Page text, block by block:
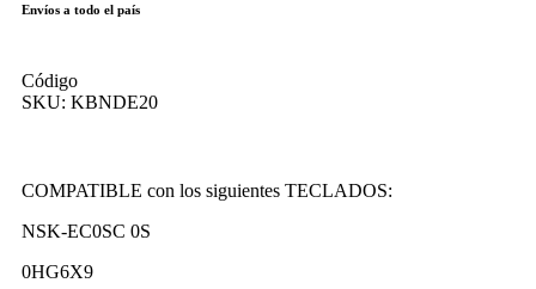
Envíos a todo el país
Código
SKU: KBNDE20
COMPATIBLE con los siguientes TECLADOS:
NSK-EC0SC 0S
0HG6X9